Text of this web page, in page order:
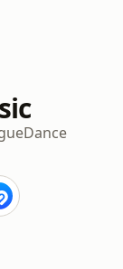
Dance